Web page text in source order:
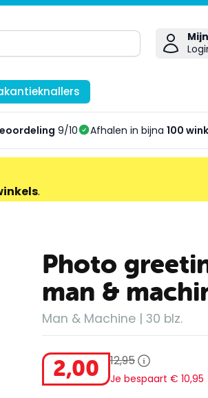
9/10 Afhalen in bijna 100
.
Photo
man &
Man & Machine | 30 blz.
2,00 12,95
Je bespaart € 10,95